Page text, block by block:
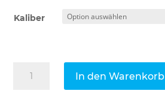
Kaliber
Standardgewehr
In den Warenkorb